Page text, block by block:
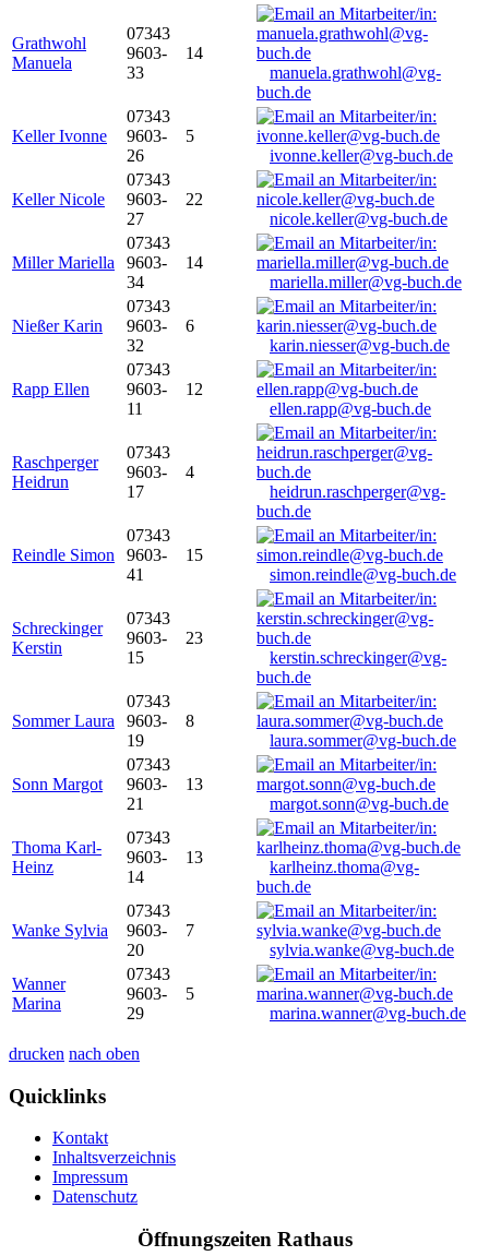
Grathwohl
Manuela
07343
9603-
33
14
manuela.grathwohl@vg-
buch.de
Keller Ivonne
07343
9603-
26
5
ivonne.keller@vg-buch.de
Keller Nicole
07343
9603-
27
22
nicole.keller@vg-buch.de
Miller Mariella
07343
9603-
34
14
mariella.miller@vg-buch.de
Nießer Karin
07343
9603-
32
6
karin.niesser@vg-buch.de
Rapp Ellen
07343
9603-
11
12
ellen.rapp@vg-buch.de
Raschperger
Heidrun
07343
9603-
17
4
heidrun.raschperger@vg-
buch.de
Reindle Simon
07343
9603-
41
15
simon.reindle@vg-buch.de
Schreckinger
Kerstin
07343
9603-
15
23
kerstin.schreckinger@vg-
buch.de
Sommer Laura
07343
9603-
19
8
laura.sommer@vg-buch.de
Sonn Margot
07343
9603-
21
13
margot.sonn@vg-buch.de
Thoma Karl-
Heinz
07343
9603-
14
13
karlheinz.thoma@vg-
buch.de
Wanke Sylvia
07343
9603-
20
7
sylvia.wanke@vg-buch.de
Wanner
Marina
07343
9603-
29
5
marina.wanner@vg-buch.de
drucken nach oben
Quicklinks
Kontakt
Inhaltsverzeichnis
Impressum
Datenschutz
Öffnungszeiten Rathaus